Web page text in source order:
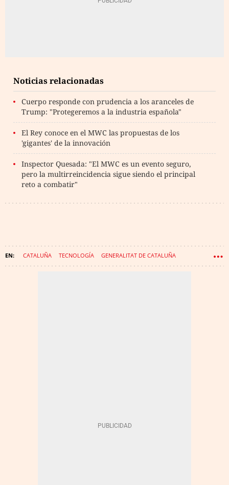
Noticias relacionadas
Cuerpo responde con prudencia a los aranceles de
Trump: "Protegeremos a la industria española"
El Rey conoce en el MWC las propuestas de los
'gigantes' de la innovación
Inspector Quesada: "El MWC es un evento seguro,
pero la multirreincidencia sigue siendo el principal
reto a combatir"
CATALUÑA TECNOLOGÍA GENERALITAT DE CATALUÑA